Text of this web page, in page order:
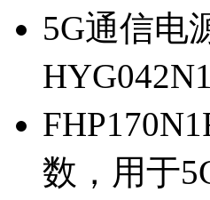
5G通信电
数，用于